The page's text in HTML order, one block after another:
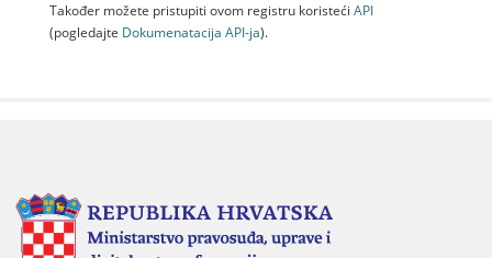
Također možete pristupiti ovom registru koristeći API
(pogledajte Dokumenаtаcijа API-jа).